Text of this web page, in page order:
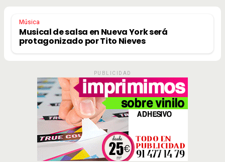
Música
Musical de salsa en Nueva York será
protagonizado por Tito Nieves
PUBLICIDAD